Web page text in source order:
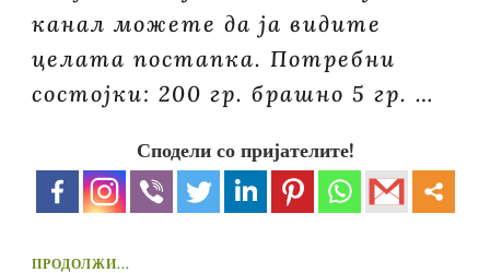
канал можете да ја видите
целата постапка. Потребни
состојки: 200 гр. брашно 5 гр. …
Сподели со пријателите!
ПРОДОЛЖИ...